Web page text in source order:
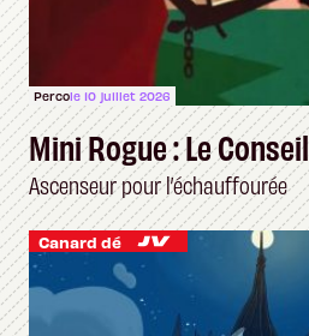
Percole 10 juillet 2026
Mini Rogue : Le Conseil
Ascenseur pour l’échauffourée
Canard dé